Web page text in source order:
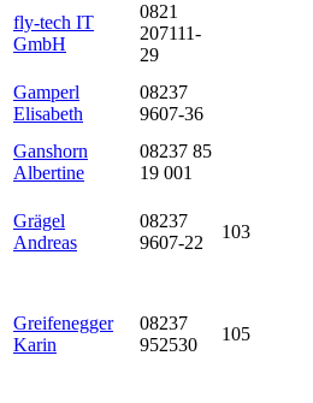
fly-tech IT
GmbH
0821
207111-
29
Gamperl
Elisabeth
08237
9607-36
Ganshorn
Albertine
08237 85
19 001
Grägel
Andreas
08237
9607-22
103
Greifenegger
Karin
08237
952530
105